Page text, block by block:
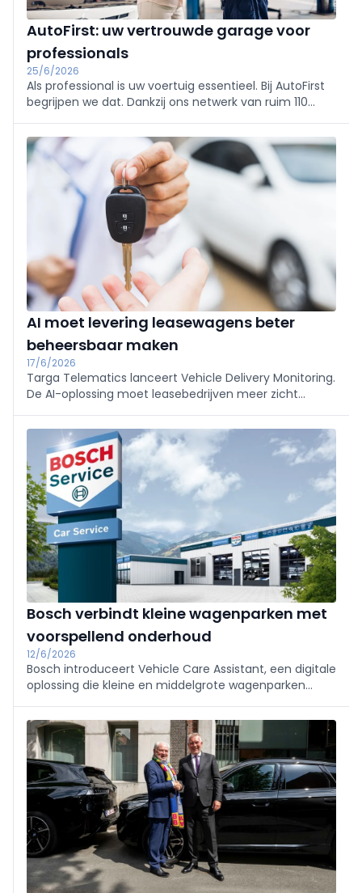
AutoFirst: uw vertrouwde garage voor
professionals
25/6/2026
Als professional is uw voertuig essentieel. Bij AutoFirst
begrijpen we dat. Dankzij ons netwerk van ruim 110
en efficiënte service voor het onderhoud en de
herstelling van uw voertuig.
AI moet levering leasewagens beter
beheersbaar maken
17/6/2026
Targa Telematics lanceert Vehicle Delivery Monitoring.
De AI-oplossing moet leasebedrijven meer zicht
het leveringsproces beperken.
Bosch verbindt kleine wagenparken met
voorspellend onderhoud
12/6/2026
Bosch introduceert Vehicle Care Assistant, een digitale
oplossing die kleine en middelgrote wagenparken
systeem moet onderhoud voorspelbaarder maken en
ongeplande stilstand helpen voorkomen.